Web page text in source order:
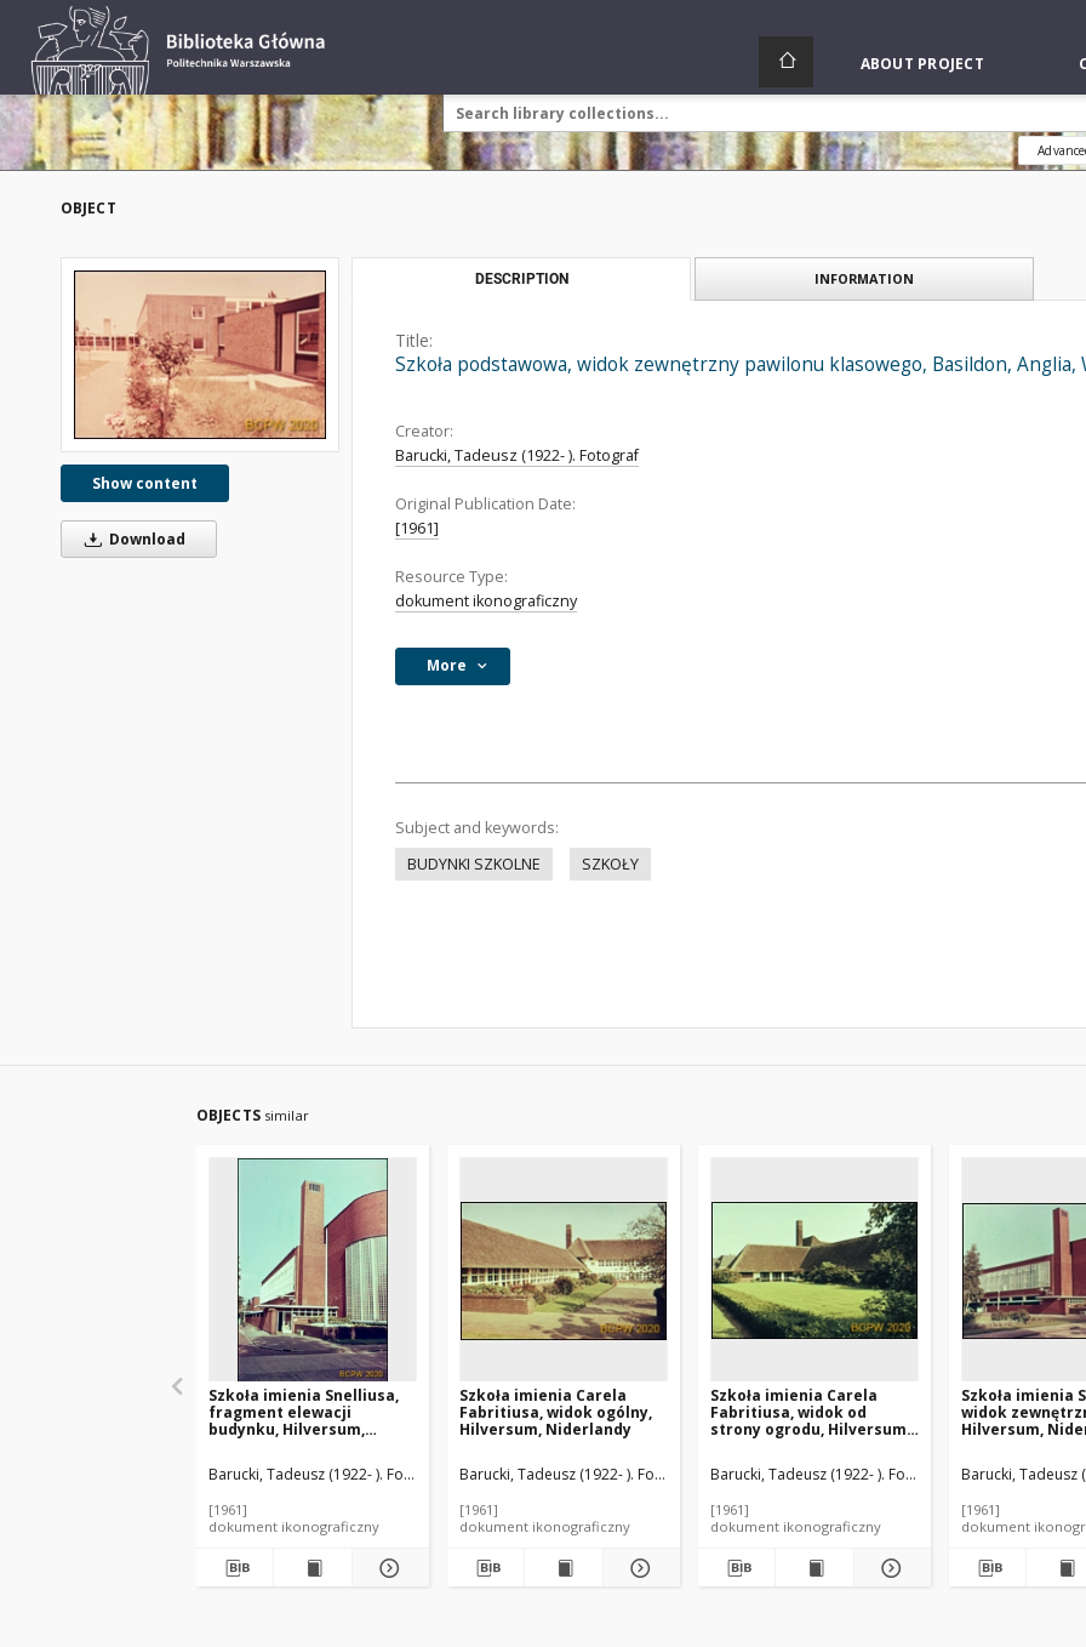
ABOUT PROJECT
OBJECT
Show content
Download
DESCRIPTION INFORMATION
Title:
Szkoła podstawowa, widok zewnętrzny pawilonu klasowego, Basildon, Anglia,
Creator:
Barucki, Tadeusz (1922- ). Fotograf
Original Publication Date:
[1961]
Resource Type:
dokument ikonograficzny
More
Subject and keywords:
BUDYNKI SZKOLNE
SZKOŁY
OBJECTS similar
Szkoła imienia Snelliusa,
fragment elewacji
budynku, Hilversum,
Barucki, Tadeusz (1922- ). Fotograf
Dudok, Willem Marinus (1884-1974). Architekt
[1961]
dokument ikonograficzny
Szkoła imienia Carela
Fabritiusa, widok ogólny,
Hilversum, Niderlandy
Barucki, Tadeusz (1922- ). Fotograf Dudok, Willem Marinus (1884-1974). Architekt
[1961]
dokument ikonograficzny
Szkoła imienia Carela
Fabritiusa, widok od
strony ogrodu, Hilversum,
Barucki, Tadeusz (1922- ). Fotograf
Dudok, Willem
[1961]
dokument ikonograficzny
Szkoła imienia
widok
Hilversum,
Barucki, Tadeusz
[1961]
dokument